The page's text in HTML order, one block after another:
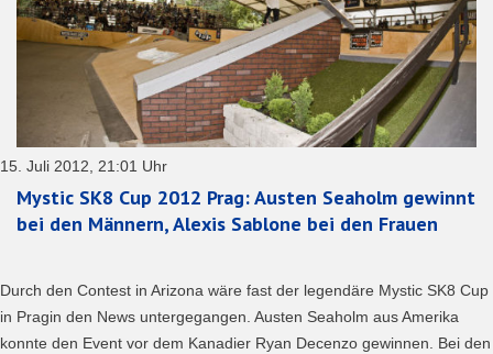
15. Juli 2012, 21:01 Uhr
Mystic SK8 Cup 2012 Prag: Austen Seaholm gewinnt
bei den Männern, Alexis Sablone bei den Frauen
Durch den Contest in Arizona wäre fast der legendäre Mystic SK8 Cup
in Pragin den News untergegangen. Austen Seaholm aus Amerika
konnte den Event vor dem Kanadier Ryan Decenzo gewinnen. Bei den